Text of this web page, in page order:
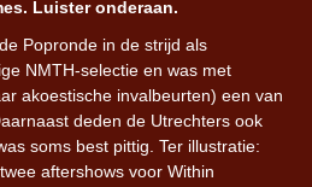
Luister onderaan.
Popronde in de strijd als
NMTH-selectie en was met
akoestische invalbeurten) een van
deden de Utrechters ook
soms best pittig. Ter illustratie:
aftershows voor Within